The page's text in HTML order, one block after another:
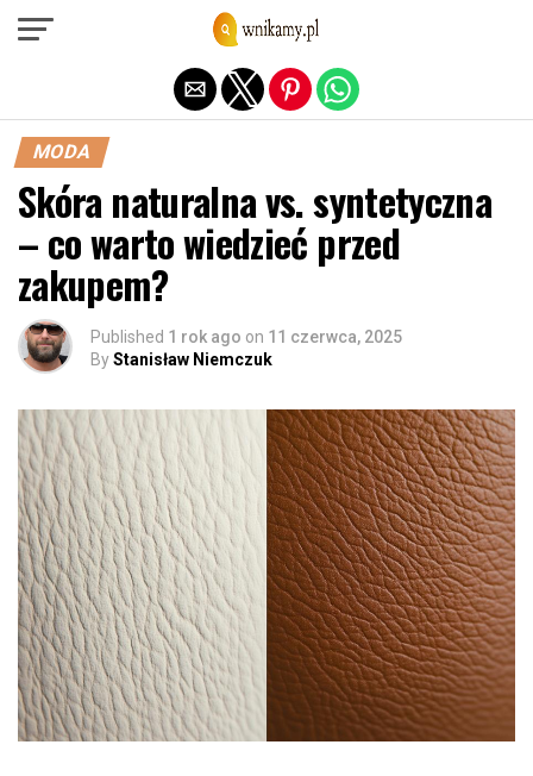
MODA
Skóra naturalna vs. syntetyczna
– co warto wiedzieć przed
zakupem?
Published 1 rok ago on 11 czerwca, 2025
ByStanisław Niemczuk
Exit mobile version